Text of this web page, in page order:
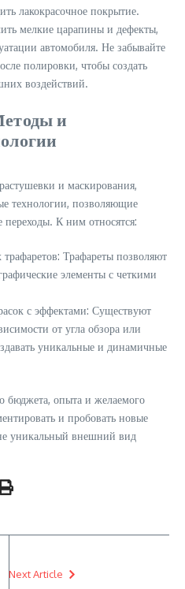
лакокрасочное покрытие.
мелкие царапины и дефекты,
автомобиля. Не забывайте
полировки, чтобы создать
воздействий.
и
и маскирования,
технологии, позволяющие
К ним относятся:
Трафареты позволяют
элементы с четкими
с эффектами: Существуют
от угла обзора или
уникальные и динамичные
бюджета, опыта и желаемого
и пробовать новые
уникальный внешний вид
Next Article